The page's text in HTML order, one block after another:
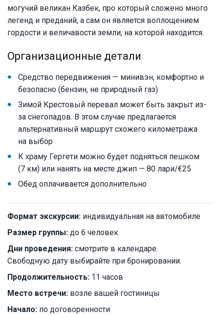
могучий великан Казбек, про который сложено много
легенд и преданий, а сам он является воплощением
гордости и величавости земли, на которой находится.
Организационные детали
Средство передвижения — минивэн, комфортно и
безопасно (бензин, не природный газ)
Зимой Крестовый перевал может быть закрыт из-
за снегопадов. В этом случае предлагается
альтернативный маршрут схожего километража
на выбор
К храму Гергети можно будет подняться пешком
(7 км) или нанять на месте джип — 80 лари/€25
Обед оплачивается дополнительно
Формат экскурсии: индивидуальная на автомобиле
Размер группы: до 6 человек
Дни проведения: смотрите в календаре.
Свободную дату выбирайте при бронировании.
Продолжительность: 11 часов
Место встречи: возле вашей гостиницы
Начало: по договоренности